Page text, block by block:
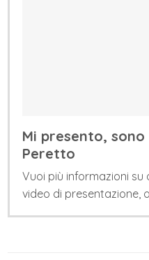
Mi presento,
Peretto
Vuoi più informazioni su
video di presentazione,